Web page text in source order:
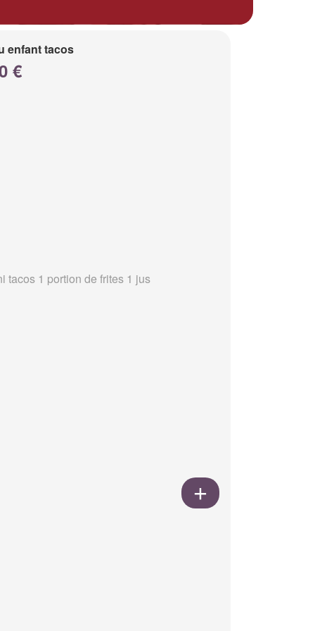
enfant tacos
€
tacos 1 portion de frites 1 jus